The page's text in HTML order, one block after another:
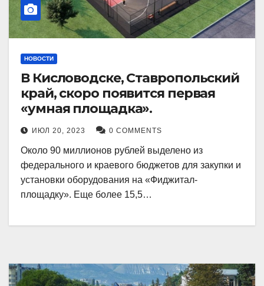
НОВОСТИ
В Кисловодске, Ставропольский
край, скоро появится первая
«умная площадка».
ИЮЛ 20, 2023 0 COMMENTS
Около 90 миллионов рублей выделено из
федерального и краевого бюджетов для закупки и
установки оборудования на «Фиджитал-
площадку». Еще более 15,5…